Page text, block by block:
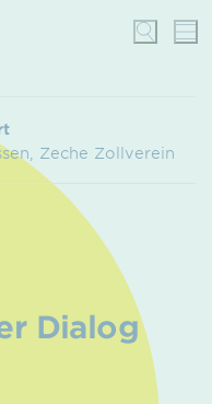
Zeche Zollverein
Dialog